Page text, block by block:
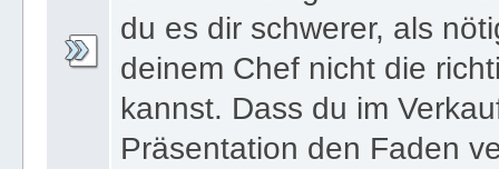
du es dir schwerer, als
deinem Chef nicht die
kannst. Dass du im
Präsentation den Faden